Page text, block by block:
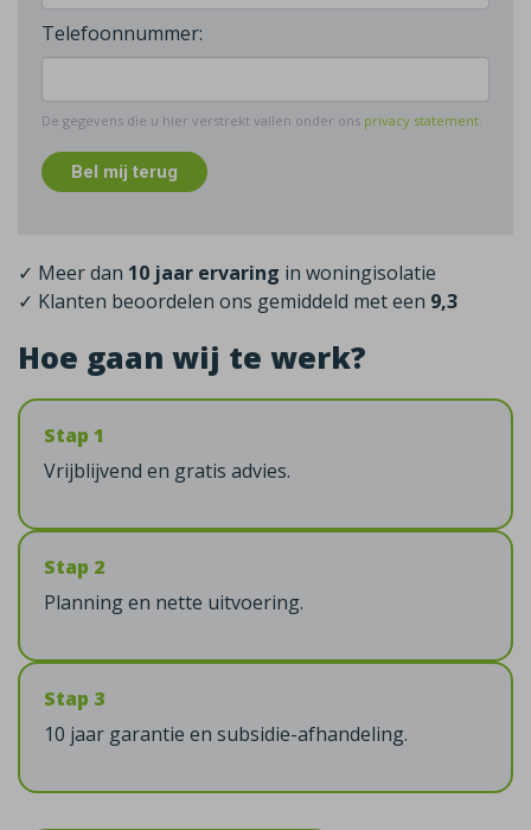
Telefoonnummer:
De gegevens die u hier verstrekt vallen onder ons privacy statement.
Bel mij terug
✓ Meer dan 10 jaar ervaring in woningisolatie
✓ Klanten beoordelen ons gemiddeld met een 9,3
Hoe gaan wij te werk?
Stap 1
Vrijblijvend en gratis advies.
Stap 2
Planning en nette uitvoering.
Stap 3
10 jaar garantie en subsidie-afhandeling.